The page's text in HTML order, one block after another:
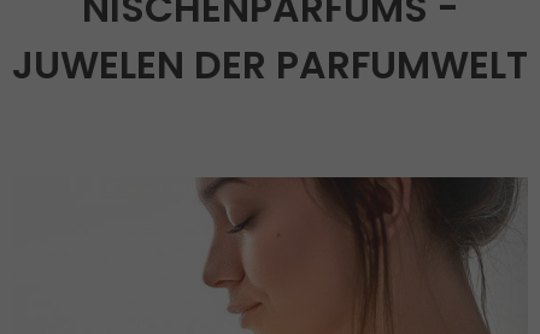
JUWELEN DER PARFUMWELT